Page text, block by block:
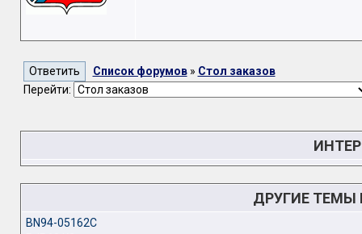
Список форумов» Стол заказов
Перейти:
ДРУГИЕ ТЕМЫ
BN94-05162C